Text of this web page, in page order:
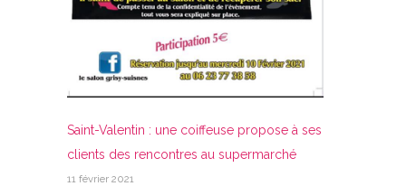
Saint-Valentin : une coiffeuse propose à ses
clients des rencontres au supermarché
11 février 2021